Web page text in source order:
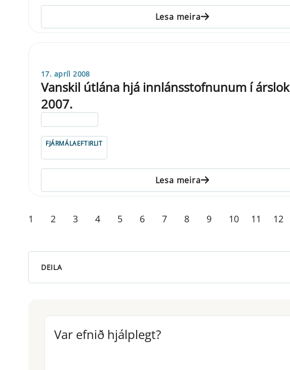
Lesa meira
17. apríl 2008
Vanskil útlána hjá innlánsstofnunum í árslok
2007.
FJÁRMÁLAEFTIRLIT
Lesa meira
1 2 3 4 5 6 7 8 9 10 11 12
DEILA
Var efnið hjálplegt?
Var efnið hjálplegt?